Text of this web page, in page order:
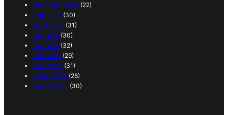
septembre 2025 (22)
août 2025 (30)
juillet 2025 (31)
juin 2025 (30)
mai 2025 (32)
avril 2025 (29)
mars 2025 (31)
février 2025 (28)
janvier 2025 (30)